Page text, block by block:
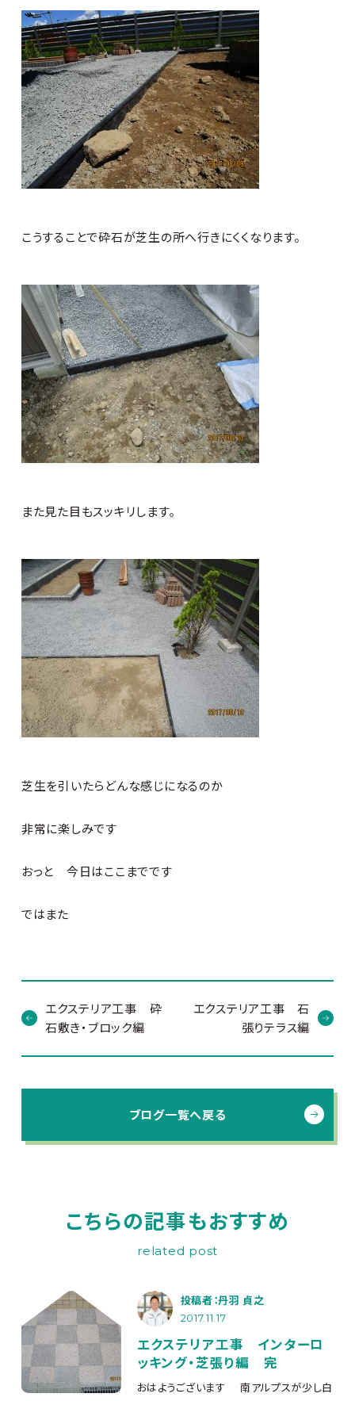
こうすることで砕石が芝生の所へ行きにくくなります。
また見た目もスッキリします。
芝生を引いたらどんな感じになるのか
非常に楽しみです
おっと 今日はここまでです
ではまた
エクステリア工事 砕
石敷き・ブロック編
エクステリア工事 石
張りテラス編
ブログ一覧へ戻る
こちらの記事もおすすめ
related post
投稿者：丹羽 貞之
2017.11.17
エクステリア工事 インターロ
ッキング・芝張り編 完
おはようございます
南アルプスが少し白